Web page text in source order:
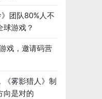
团队80%人不
游戏？
戏，邀请码营
《雾影猎人》制
向是对的